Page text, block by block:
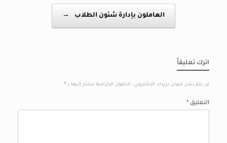
العاملون بإدارة شئون الطلاب →
اترك تعليقاً
لن يتم نشر عنوان بريدك الإلكتروني. الحقول الإلزامية مشار إليها بـ *
التعليق *